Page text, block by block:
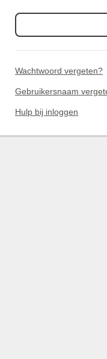
Wachtwoord vergeten?
Gebruikersnaam
Hulp bij inloggen